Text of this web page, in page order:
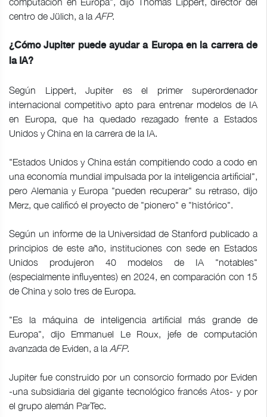
centro de Jülich, a la AFP.
¿Cómo Jupiter puede ayudar a Europa en la carrera de
la IA?
Según Lippert, Jupiter es el primer superordenador
internacional competitivo apto para entrenar modelos de IA
en Europa, que ha quedado rezagado frente a Estados
Unidos y China en la carrera de la IA.
"Estados Unidos y China están compitiendo codo a codo en
una economía mundial impulsada por la inteligencia artificial",
pero Alemania y Europa "pueden recuperar" su retraso, dijo
Merz, que calificó el proyecto de "pionero" e "histórico".
Según un informe de la Universidad de Stanford publicado a
principios de este año, instituciones con sede en Estados
Unidos produjeron 40 modelos de IA "notables"
(especialmente influyentes) en 2024, en comparación con 15
de China y solo tres de Europa.
"Es la máquina de inteligencia artificial más grande de
Europa", dijo Emmanuel Le Roux, jefe de computación
avanzada de Eviden, a la AFP.
Jupiter fue construido por un consorcio formado por Eviden
-una subsidiaria del gigante tecnológico francés Atos- y por
el grupo alemán ParTec.